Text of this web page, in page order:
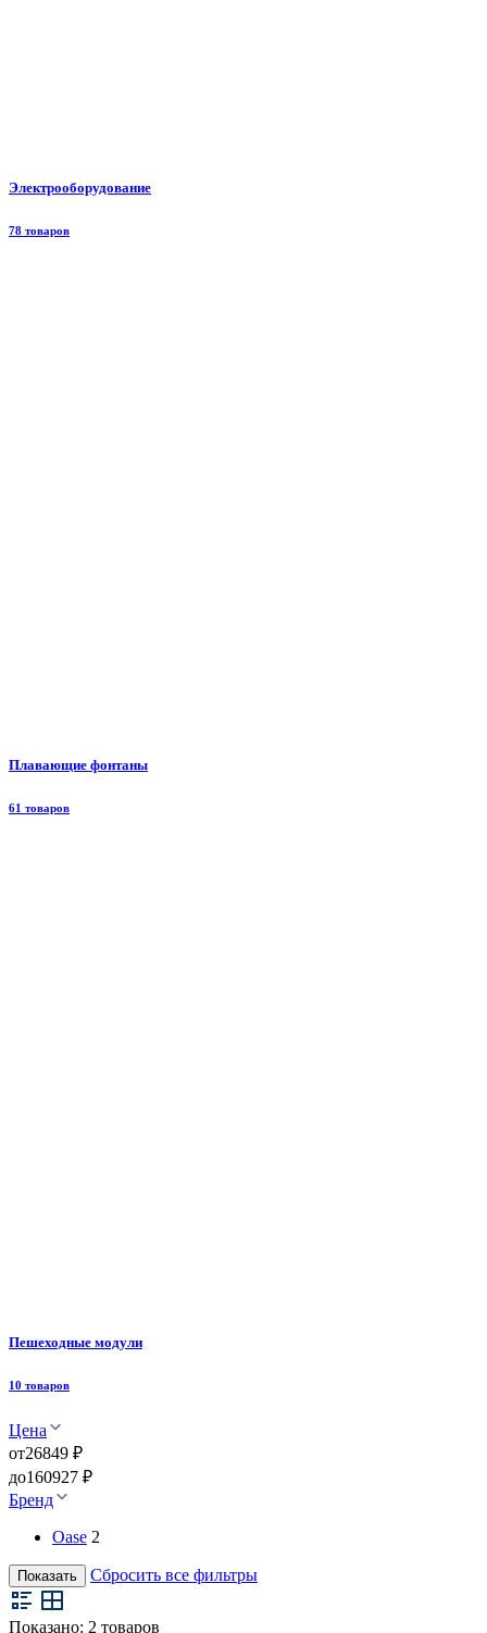
Электрооборудование
78 товаров
Плавающие фонтаны
61 товаров
Пешеходные модули
10 товаров
Цена
от26849 ₽
до160927 ₽
Бренд
Oase 2
Показать Сбросить все фильтры
Показано: 2 товаров